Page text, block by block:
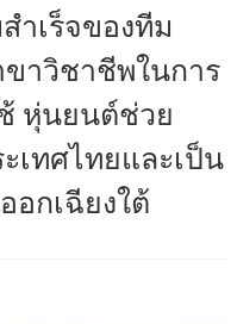
ำเร็จของทีม
าวิชาชีพในการ
หุ่นยนต์ช่วย
เทศไทยและเป็น
อกเฉียงใต้